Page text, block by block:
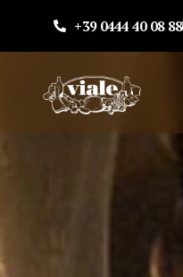
+39 0444 40 08 88